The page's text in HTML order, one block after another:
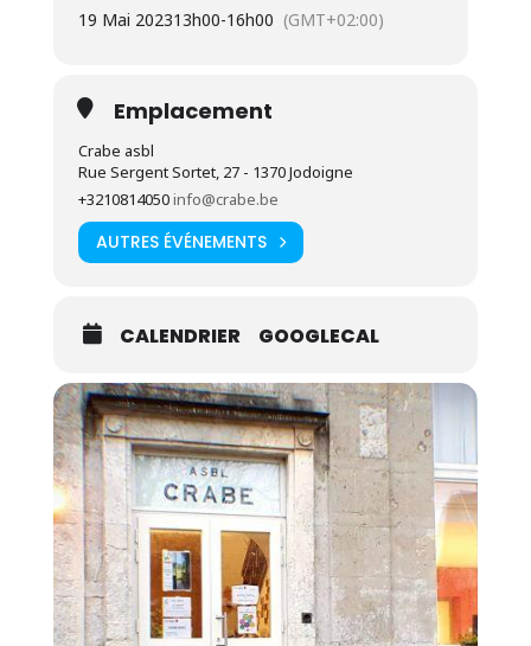
l’initiation aux applications (bancaires,
la rédaction de courriers (CV, lettre de
motivation);
la création et l’utilisation de comptes sur les
réseaux de recherche d’emploi et sur les
réseaux sociaux;
Leur objectif est de permettre à chacun d’utiliser les
outils informatiques et numériques de manière
autonome.
Quand ?Tous les vendredis de 13 à 16h (hors
congés scolaires).
Où ?Au Crabe – Rue Sergent Sortet, 27 à 1370
Jodoigne.
Infos ?
Présentation des autres activités du
Crabe
19 Mai 202313h00-16h00 (GMT+02:00)
Emplacement
Crabe asbl
Rue Sergent Sortet, 27 - 1370 Jodoigne
+3210814050info@crabe.be
AUTRES ÉVÉNEMENTS
CALENDRIER GOOGLECAL